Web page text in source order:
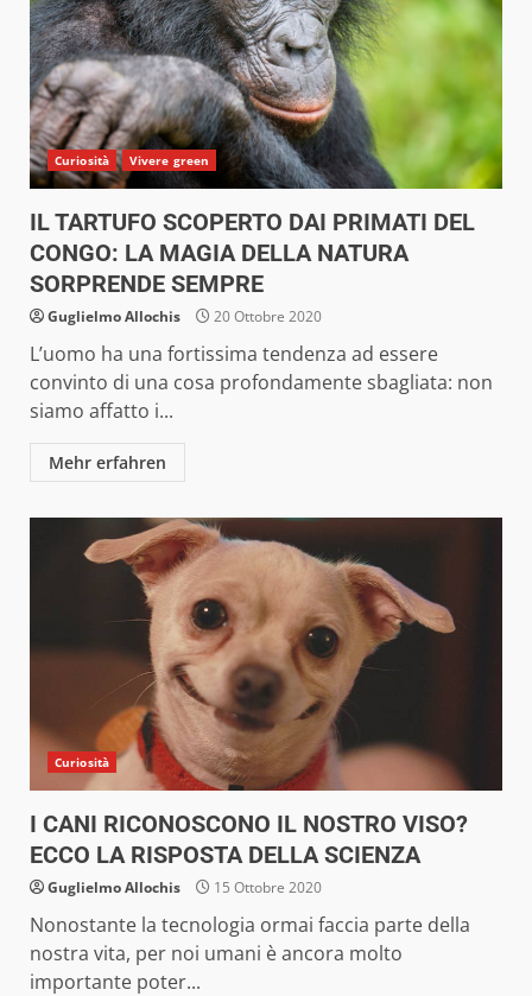
Curiosità Vivere green
IL TARTUFO SCOPERTO DAI PRIMATI DEL
CONGO: LA MAGIA DELLA NATURA
SORPRENDE SEMPRE
Guglielmo Allochis 20 Ottobre 2020
L’uomo ha una fortissima tendenza ad essere
convinto di una cosa profondamente sbagliata: non
siamo affatto i...
Mehr erfahren
Curiosità
I CANI RICONOSCONO IL NOSTRO VISO?
ECCO LA RISPOSTA DELLA SCIENZA
Guglielmo Allochis 15 Ottobre 2020
Nonostante la tecnologia ormai faccia parte della
nostra vita, per noi umani è ancora molto
importante poter...